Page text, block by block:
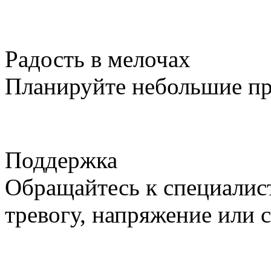
Радость в мелочах
Планируйте небольшие
Поддержка
Обращайтесь к
тревогу, напряжение или